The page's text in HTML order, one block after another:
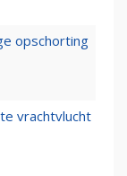
opschorting
vrachtvlucht